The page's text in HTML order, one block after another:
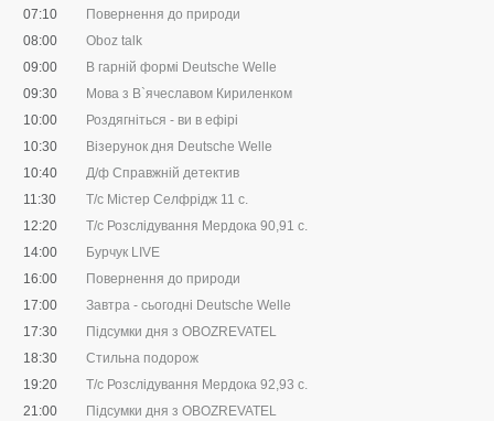
07:10
Повернення до природи
08:00
Oboz talk
09:00
В гарній формі Deutsche Welle
09:30
Мова з В`ячеславом Кириленком
10:00
Роздягніться - ви в ефірі
10:30
Візерунок дня Deutsche Welle
10:40
Д/ф Справжній детектив
11:30
Т/с Містер Селфрідж 11 с.
12:20
Т/с Розслідування Мердока 90,91 c.
14:00
Бурчук LIVE
16:00
Повернення до природи
17:00
Завтра - сьогодні Deutsche Welle
17:30
Підсумки дня з OBOZREVATEL
18:30
Стильна подорож
19:20
Т/с Розслідування Мердока 92,93 c.
21:00
Підсумки дня з OBOZREVATEL